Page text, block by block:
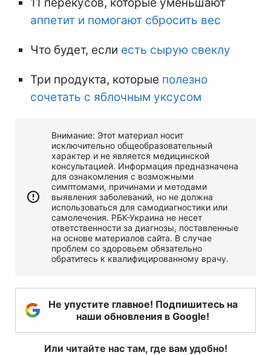
аппетит и помогают сбросить вес
Что будет, если есть сырую свеклу
Три продукта, которые полезно
сочетать с яблочным уксусом
Внимание: Этот материал носит
исключительно общеобразовательный
характер и не является медицинской
консультацией. Информация предназначена
для ознакомления с возможными
симптомами, причинами и методами
выявления заболеваний, но не должна
использоваться для самодиагностики или
самолечения. РБК-Украина не несет
ответственности за диагнозы, поставленные
на основе материалов сайта. В случае
проблем со здоровьем обязательно
обратитесь к квалифицированному врачу.
Не упустите главное! Подпишитесь на
наши обновления в Google!
Или читайте нас там, где вам удобно!